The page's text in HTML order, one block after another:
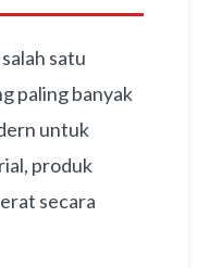
satu
paling banyak
untuk
produk
secara